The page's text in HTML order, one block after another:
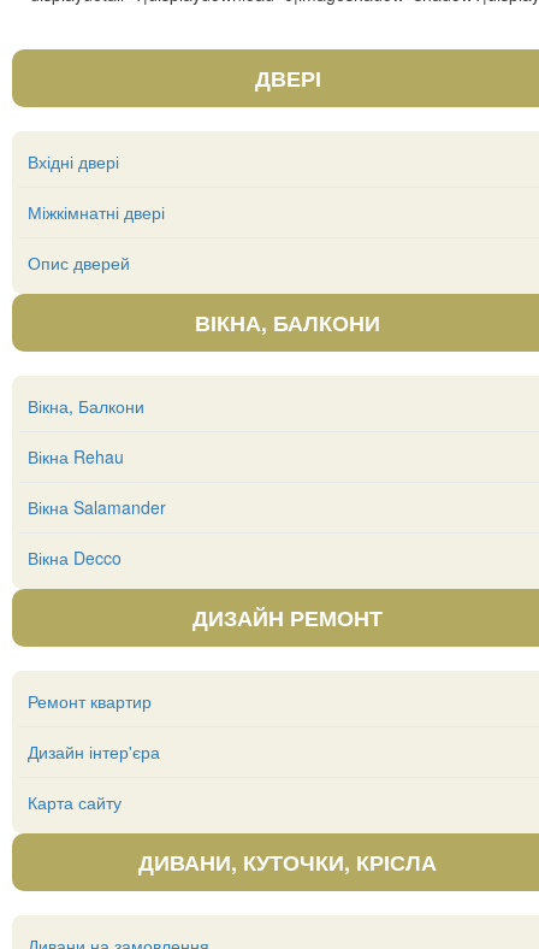
ДВЕРІ
Вхідні двері
Міжкімнатні двері
Опис дверей
ВІКНА, БАЛКОНИ
Вікна, Балкони
Вікна Rehau
Вікна Salamander
Вікна Decco
ДИЗАЙН РЕМОНТ
Ремонт квартир
Дизайн інтер'єра
Карта сайту
ДИВАНИ, КУТОЧКИ, КРІСЛА